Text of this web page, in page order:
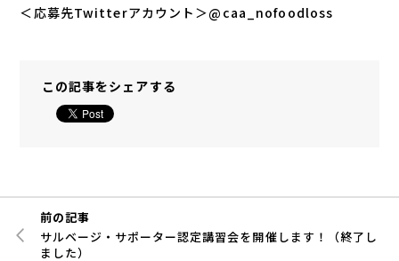
＜応募先Twitterアカウント＞@caa_nofoodloss
この記事をシェアする
前の記事
サルベージ・サポーター認定講習会を開催します！（終了し
ました）